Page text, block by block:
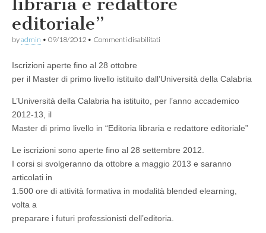
editoriale”
byadmin • 09/18/2012 • Commenti disabilitati
apre
porte
del
I
“Editoria
libraria
editoriale”
Iscrizioni aperte fino al 28 ottobre
per il Master di primo livello istituito dall’Università della Calabria
L’Università della Calabria ha istituito, per l’anno accademico
2012-13, il
Master di primo livello in “Editoria libraria e redattore editoriale”
Le iscrizioni sono aperte fino al 28 settembre 2012.
I corsi si svolgeranno da ottobre a maggio 2013 e saranno
articolati in
1.500 ore di attività formativa in modalità blended elearning,
volta a
preparare i futuri professionisti dell’editoria.